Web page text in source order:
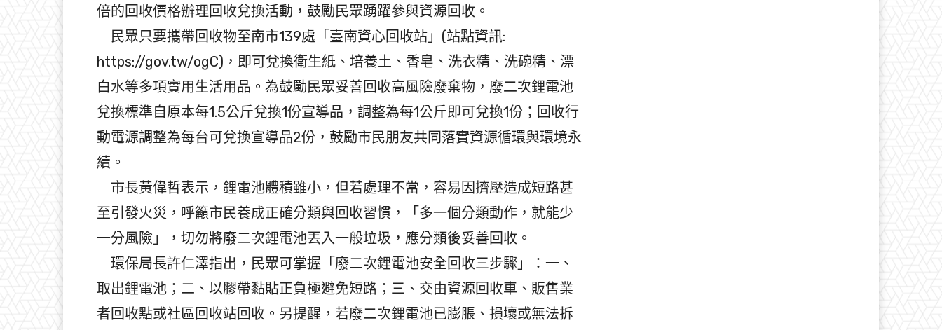
倍的回收價格辦理回收兌換活動，鼓勵民眾踴躍參與資源回收。
民眾只要攜帶回收物至南市139處「臺南資心回收站」(站點資訊:
https://gov.tw/ogC)，即可兌換衛生紙、培養土、香皂、洗衣精、洗碗精、漂
白水等多項實用生活用品。為鼓勵民眾妥善回收高風險廢棄物，廢二次鋰電池
兌換標準自原本每1.5公斤兌換1份宣導品，調整為每1公斤即可兌換1份；回收行
動電源調整為每台可兌換宣導品2份，鼓勵市民朋友共同落實資源循環與環境永
續。
市長黃偉哲表示，鋰電池體積雖小，但若處理不當，容易因擠壓造成短路甚
至引發火災，呼籲市民養成正確分類與回收習慣，「多一個分類動作，就能少
一分風險」，切勿將廢二次鋰電池丟入一般垃圾，應分類後妥善回收。
環保局長許仁澤指出，民眾可掌握「廢二次鋰電池安全回收三步驟」：一、
取出鋰電池；二、以膠帶黏貼正負極避免短路；三、交由資源回收車、販售業
者回收點或社區回收站回收。另提醒，若廢二次鋰電池已膨脹、損壞或無法拆